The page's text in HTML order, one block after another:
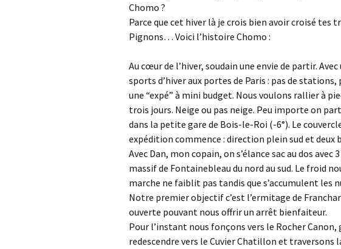
Chomo ?
Parce que cet hiver là je crois bien avoir croisé tes
Pignons… Voici l’histoire Chomo :
Au cœur de l’hiver, soudain une envie de partir.
sports d’hiver aux portes de Paris : pas de stations,
une “expé” à mini budget. Nous voulons rallier à
trois jours. Neige ou pas neige. Peu importe on
dans la petite gare de Bois-le-Roi (-6°). Le
expédition commence : direction plein sud et deux
Avec Dan, mon copain, on s’élance sac au dos
massif de Fontainebleau du nord au sud. Le froid
marche ne faiblit pas tandis que s’accumulent les
Notre premier objectif c’est l’ermitage de
ouverte pouvant nous offrir un arrêt bienfaiteur.
Pour l’instant nous fonçons vers le Rocher
redescendre vers le Cuvier Chatillon et traversons